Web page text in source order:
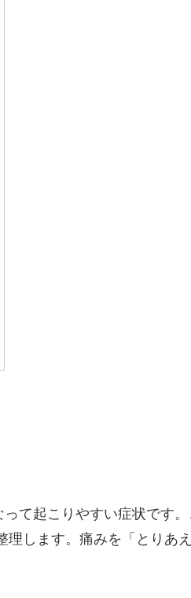
て起こりやすい症状です。
します。痛みを「とりあ